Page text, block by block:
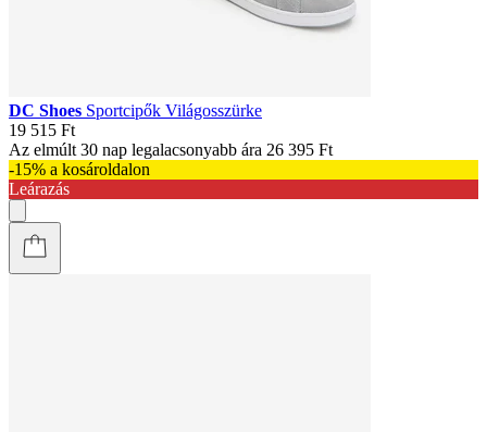
DC Shoes Sportcipők Világosszürke
19 515 Ft
Az elmúlt 30 nap legalacsonyabb ára 26 395 Ft
-15% a kosároldalon
Leárazás